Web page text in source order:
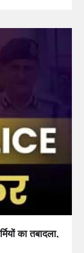
का तबादला,